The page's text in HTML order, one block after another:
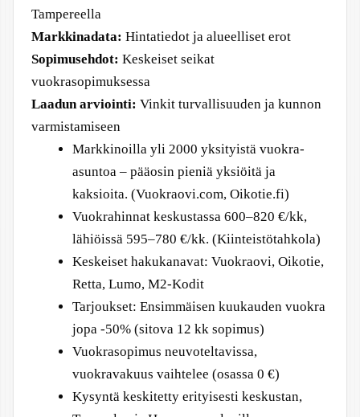
Tampereella
Markkinadata: Hintatiedot ja alueelliset erot
Sopimusehdot: Keskeiset seikat
vuokrasopimuksessa
Laadun arviointi: Vinkit turvallisuuden ja kunnon
varmistamiseen
Markkinoilla yli 2000 yksityistä vuokra-
asuntoa – pääosin pieniä yksiöitä ja
kaksioita. (Vuokraovi.com, Oikotie.fi)
Vuokrahinnat keskustassa 600–820 €/kk,
lähiöissä 595–780 €/kk. (Kiinteistötahkola)
Keskeiset hakukanavat: Vuokraovi, Oikotie,
Retta, Lumo, M2-Kodit
Tarjoukset: Ensimmäisen kuukauden vuokra
jopa -50% (sitova 12 kk sopimus)
Vuokrasopimus neuvoteltavissa,
vuokravakuus vaihtelee (osassa 0 €)
Kysyntä keskitetty erityisesti keskustan,